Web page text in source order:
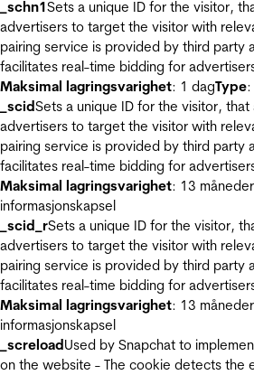
_schn1Sets a unique ID for the visitor,
advertisers to target the visitor with
pairing service is provided by third party
facilitates real-time bidding for
Maksimal lagringsvarighet: 1 dagType:
_scidSets a unique ID for the visitor,
advertisers to target the visitor with
pairing service is provided by third party
facilitates real-time bidding for
Maksimal lagringsvarighet: 13 måneder
informasjonskapsel
_scid_rSets a unique ID for the visitor,
advertisers to target the visitor with
pairing service is provided by third party
facilitates real-time bidding for
Maksimal lagringsvarighet: 13 måneder
informasjonskapsel
_screloadUsed by Snapchat to
on the website - The cookie detects the